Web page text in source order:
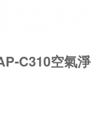
C310空氣淨